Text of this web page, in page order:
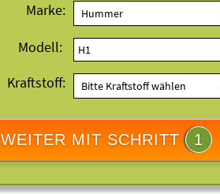
Marke:
Modell:
Kraftstoff:
WEITER MIT SCHRITT 1